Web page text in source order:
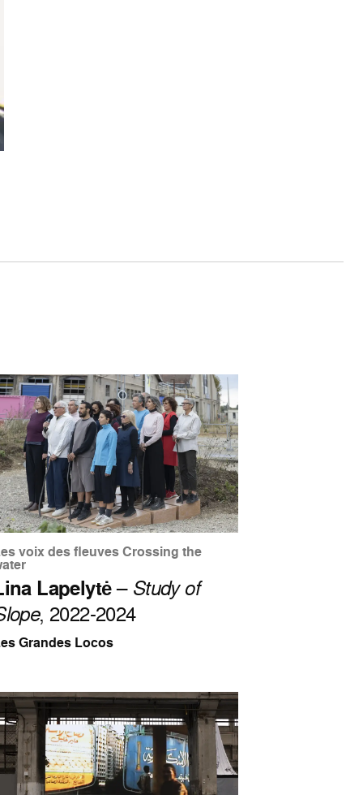
voix des fleuves Crossing the
Lapelytė– Study of
, 2022-2024
Grandes Locos